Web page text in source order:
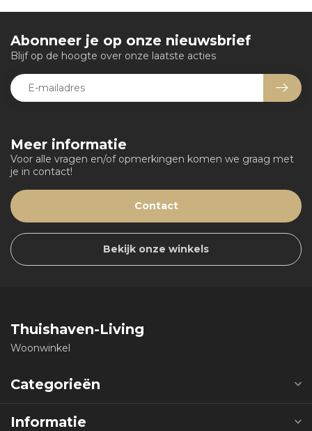
Meer informatie
Voor alle vragen en/of opmerkingen komen we graag met
je in contact!
Contact
Bekijk onze winkels
Abonneer je op onze nieuwsbrief
Blijf op de hoogte over onze laatste acties
Thuishaven-Living
Woonwinkel
Categorieën
Informatie